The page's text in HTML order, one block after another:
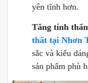
yên tĩnh hơn.
Tăng tính
thất tại Nhơn
sắc và kiểu
sản phẩm phù